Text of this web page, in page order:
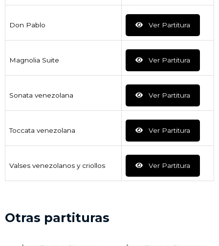
Don Pablo Ver Partitura
Magnolia Suite Ver Partitura
Sonata venezolana Ver Partitura
Toccata venezolana Ver Partitura
Valses venezolanos y criollos Ver Partitura
Otras partituras